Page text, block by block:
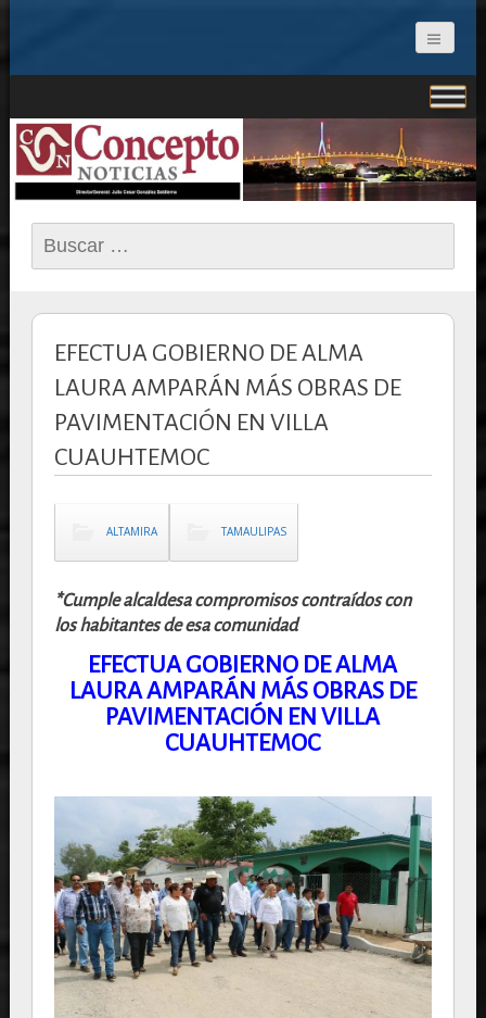
CONCEPTO NOTICIAS
Buscar:
EFECTUA GOBIERNO DE ALMA
LAURA AMPARÁN MÁS OBRAS DE
PAVIMENTACIÓN EN VILLA
CUAUHTEMOC
ALTAMIRA TAMAULIPAS
*Cumple alcaldesa compromisos contraídos con
los habitantes de esa comunidad
EFECTUA GOBIERNO DE ALMA
LAURA AMPARÁN MÁS OBRAS DE
PAVIMENTACIÓN EN VILLA
CUAUHTEMOC